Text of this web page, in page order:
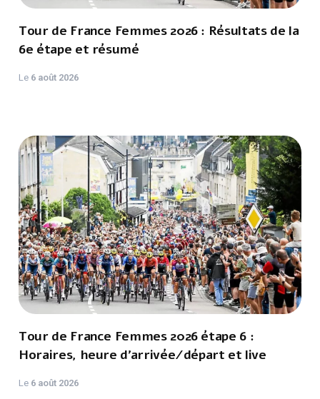
Tour de France Femmes 2026 : Résultats de la
6e étape et résumé
Le 6 août 2026
Tour de France Femmes 2026 étape 6 :
Horaires, heure d'arrivée/départ et live
Le 6 août 2026